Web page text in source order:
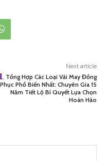
Next article
Tổng Hợp Các Loại Vải May Đồng
Phục Phổ Biến Nhất: Chuyên Gia 15
Năm Tiết Lộ Bí Quyết Lựa Chọn
Hoàn Hảo